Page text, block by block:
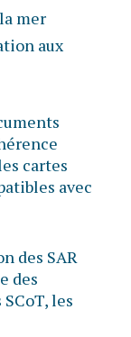
mer
aux
cartes
avec
des SAR
des
les